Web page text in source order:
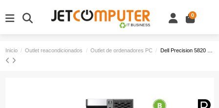
0
Inicio Outlet reacondicionados Outlet de ordenadores PC Dell Precision 5820 Workstation Outlet | Xeon W-2102 2.90 GHz | 512 GB SSD | 16 GB DDR4 | Quadro RTX 4000 | 1x Serie